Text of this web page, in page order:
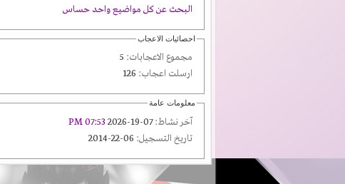
البحث عن كل مواضيع واحد حساس
احصائيات الاعجاب
مجموع الاعجابات:
ارسلت اعجاب:
معلومات عامة
آخر نشاط:07-19-2026
07:53 PM
تاريخ التسجيل: